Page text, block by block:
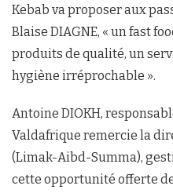
Kebab va proposer aux
Blaise DIAGNE, « un fast
produits de qualité, un
hygiène irréprochable ».
Antoine DIOKH,
Valdafrique remercie la
(Limak-Aibd-Summa),
cette opportunité offerte